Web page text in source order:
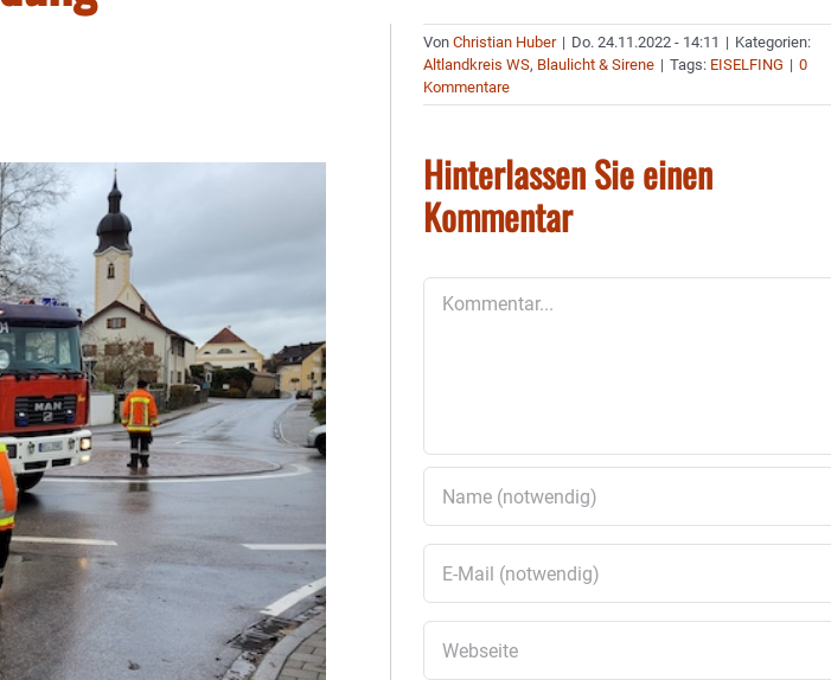
VonChristian Huber | Do. 24.11.2022 - 14:11 | Kategorien:
Altlandkreis WS, Blaulicht & Sirene | Tags: EISELFING | 0
Kommentare
Hinterlassen Sie einen
Kommentar